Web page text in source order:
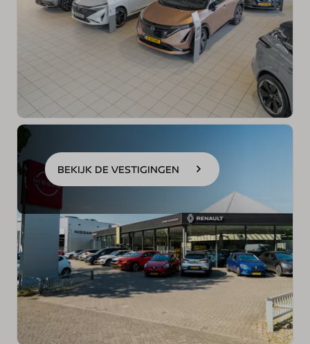
BEKIJK DE VESTIGINGEN